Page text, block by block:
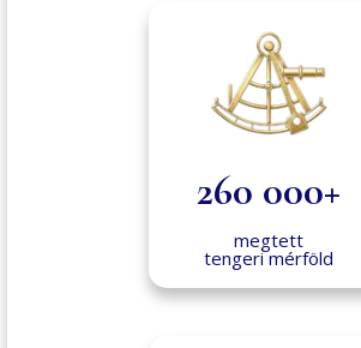
260 000+
megtett
tengeri mérföld